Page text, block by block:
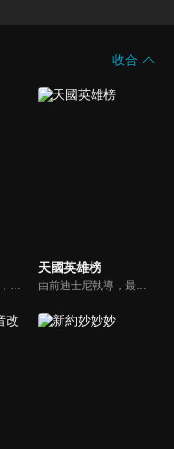
收合
天國英雄榜